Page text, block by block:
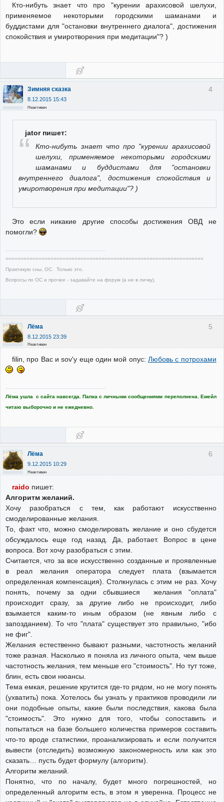
Кто-нибуть знает что про "курении арахисовой шелухи,
применяемое некоторыми городскими шаманами и
буддистами для "остановки внутреннего диалога", достижения
спокойствия и умиротворения при медитации"? )
4
Зимняя сказка
8.12.2015 15:43
Неактивен
jator пишет:
Кто-нибуть знает что про "курении арахисовой
шелухи, применяемое некоторыми городскими
шаманами и буддистами для "остановки
внутреннего диалога", достижения спокойствия и
умиротворения при медитации"? )
Это если никакие другие способы достижения ОВД не
помогли?
==================================================================
Практикую сны, ОС. Только это.
Вопросы по ОС и прочее - задавайте на форум (а не в личку).
5
Лёма
8.12.2015 23:39
Неактивен
filin, про Вас и sov'у еще один мой опус: Любовь с потрохами
Лёма ушла с сайта навсегда. Папка с личными сообщениями переполнена. Емейл
читаю выборочно и не ежедневно.
6
Лёма
9.12.2015 10:29
Неактивен
raido пишет:
Алгоритм желаний.
Хочу разобраться с тем, как работают искусственно
смоделированные желания.
То, факт что, можно смоделировать желание и оно сбудется
обсуждалось еще год назад. Да, работает. Вопрос в цене
вопроса. Вот хочу разобраться с этим.
Считается, что за все искусственно созданные и проявленные
в реал желания оператора следует плата (взымается
определенная компенсация). Столкнулась с этим не раз. Хочу
понять, почему за одни сбывшиеся желания "оплата"
происходит сразу, за другие либо не происходит, либо
взымается каким-то иным образом (не явным либо с
запозданием). То что "плата" существует это правильно, "ибо
не фиг".
Желания естественно бывают разными, частотность желаний
тоже разная. Насколько я поняла из личного опыта, чем выше
частотность желания, тем меньше его "стоимость". Но тут тоже,
блин, есть свои нюансы.
Тема емкая, решение крутится где-то рядом, но не могу понять
(ухватить) пока. Хотелось бы узнать у практиков проводили ли
они подобные опыты, какие были последствия, какова была
"стоимость". Это нужно для того, чтобы сопоставить и
попытаться на базе большего количества примеров составить
что-то вроде статистики, проанализировать и если получится
вывести (отследить) возможную закономерность или как это
сказать… пусть будет формулу (алгоритм).
Алгоритм желаний.
Понятно, что по началу, будет много погрешностей, но
определенный алгоритм есть, в этом я уверенна. Процесс не